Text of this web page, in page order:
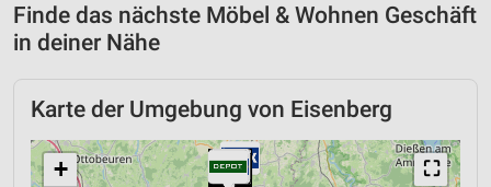
Finde das nächste Möbel & Wohnen Geschäft
in deiner Nähe
Karte der Umgebung von Eisenberg
⛶
+